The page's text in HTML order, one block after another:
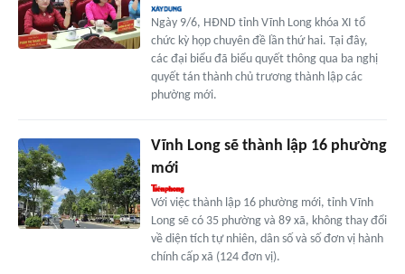
Ngày 9/6, HĐND tỉnh Vĩnh Long khóa XI tổ
chức kỳ họp chuyên đề lần thứ hai. Tại đây,
các đại biểu đã biểu quyết thông qua ba nghị
quyết tán thành chủ trương thành lập các
phường mới.
Vĩnh Long sẽ thành lập 16 phường
mới
Với việc thành lập 16 phường mới, tỉnh Vĩnh
Long sẽ có 35 phường và 89 xã, không thay đổi
về diện tích tự nhiên, dân số và số đơn vị hành
chính cấp xã (124 đơn vị).